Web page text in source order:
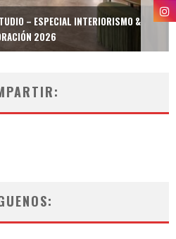
– ESPECIAL INTERIORISMO &
2026